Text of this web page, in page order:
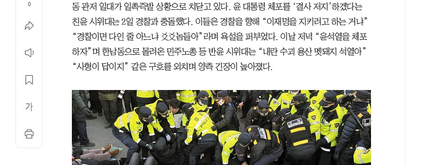
0
동 관저 일대가 일촉즉발 상황으로 치닫고 있다. 윤 대통령 체포를 ‘결사 저지’하겠다는
친윤 시위대는 2일 경찰과 충돌했다. 이들은 경찰을 향해 “이재명을 지키려고 하는 거냐”
“경찰이면 다인 줄 아느냐 놈들아”라며 욕설을 퍼부었다. 이날 저녁 “윤석열을 체포
하자”며 한남동으로 몰려온 민주노총 등 반윤 시위대는 “내란 수괴 용산 멧돼지 석열아”
“사형이 답이지” 같은 구호를 외치며 양측 긴장이 높아졌다.